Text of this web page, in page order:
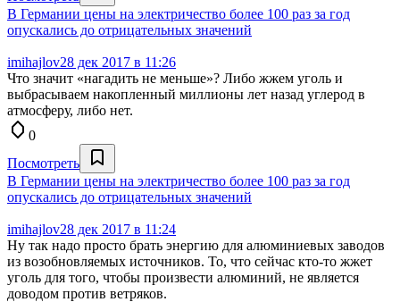
В Германии цены на электричество более 100 раз за год
опускались до отрицательных значений
imihajlov28 дек 2017 в 11:26
Что значит «нагадить не меньше»? Либо жжем уголь и
выбрасываем накопленный миллионы лет назад углерод в
атмосферу, либо нет.
0
Посмотреть
В Германии цены на электричество более 100 раз за год
опускались до отрицательных значений
imihajlov28 дек 2017 в 11:24
Ну так надо просто брать энергию для алюминиевых заводов
из возобновляемых источников. То, что сейчас кто-то жжет
уголь для того, чтобы произвести алюминий, не является
доводом против ветряков.